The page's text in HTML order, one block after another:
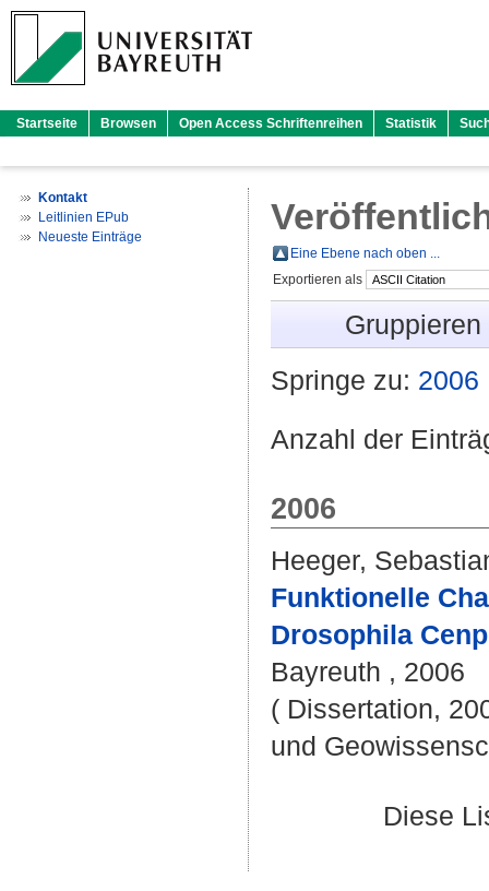
Startseite Browsen Open Access Schriftenreihen Statistik
Kontakt
Leitlinien EPub
Neueste Einträge
Eine Ebene nach oben ...
Exportieren als
Springe zu: 2006
Anzahl der
2006
Heeger,
Funktionelle
Drosophila
Bayreuth , 2006
( Dissertation,
und
Diese